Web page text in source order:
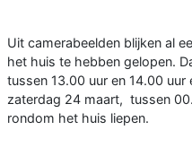
Uit camerabeelden blijken al
het huis te hebben gelopen.
tussen 13.00 uur en 14.00
zaterdag 24 maart, tussen
rondom het huis liepen.